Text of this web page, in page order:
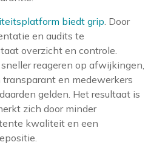
biedt grip . Door
en audits te
overzicht en controle.
reageren op afwijkingen,
en medewerkers
gelden. Het resultaat is
zich door minder
kwaliteit en een